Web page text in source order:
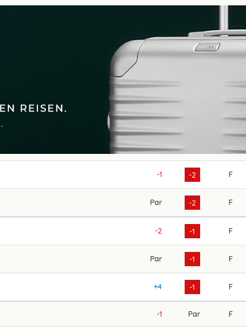
-1 -2 F
Par -2 F
-2 -1 F
Par -1 F
+4 -1 F
-1 Par F